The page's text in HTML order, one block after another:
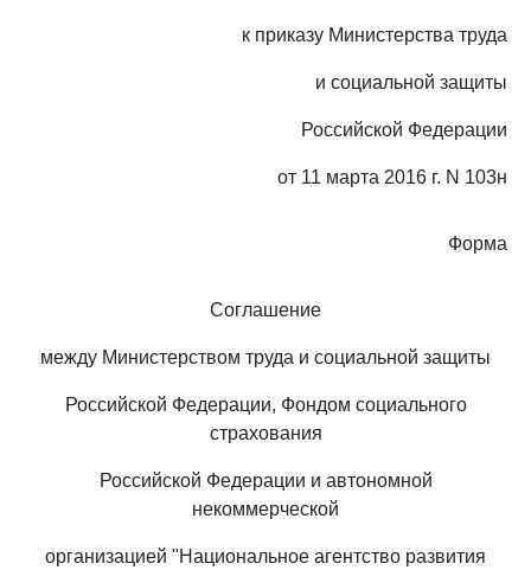
к приказу Министерства труда
и социальной защиты
Российской Федерации
от 11 марта 2016 г. N 103н
Форма
Соглашение
между Министерством труда и социальной защиты
Российской Федерации, Фондом социального
страхования
Российской Федерации и автономной
некоммерческой
организацией "Национальное агентство развития